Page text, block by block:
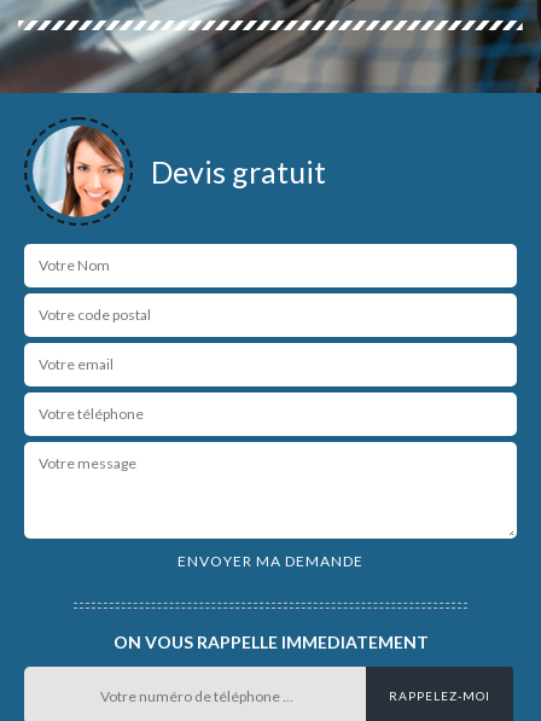
Devis gratuit
ON VOUS RAPPELLE IMMEDIATEMENT